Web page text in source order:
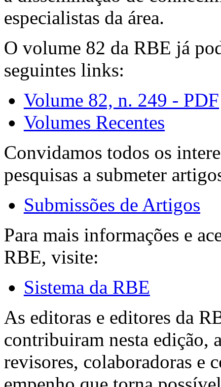
especialistas da área.
O volume 82 da RBE já
seguintes links:
Volume 82, n. 249 - PDF
Volumes Recentes
Convidamos todos os
pesquisas a submeter
Submissões de Artigos
Para mais informações e
RBE, visite:
Sistema da RBE
As editoras e editores da
contribuiram nesta edição,
revisores, colaboradoras e